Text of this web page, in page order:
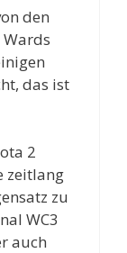
den
das ist
2
zeitlang
zu
WC3
auch